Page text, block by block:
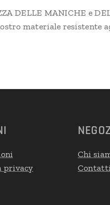
DELLE MANICHE e
materiale
privacy
Chi